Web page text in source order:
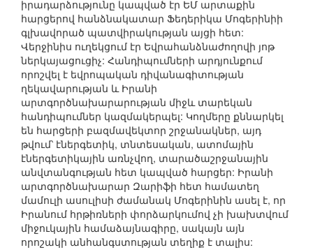
իրադարձությունը կապված էր ԵՄ արտաքին
հարցերով հանձնակատար Ֆեդերիկա Մոգերինիի
գլխավորած պատվիրակության այցի հետ:
Վերջինիս ուղեկցում էր Եվրահանձնաժողովի յոթ
ներկայացուցիչ: Հանդիպումների արդյունքում
որոշվել է եվրոպական դիվանագիտության
ղեկավարության և Իրանի
արտգործնախարարության միջև տարեկան
հանդիպումներ կազմակերպել: Կողմերը քննարկել
են հարցերի բազմավեկտոր շրջանակներ, այդ
թվում՝ էներգետիկ, տնտեսական, ատոմային
էներգետիկային առնչվող, տարածաշրջանային
անվտանգության հետ կապված հարցեր: Իրանի
արտգործնախարար Զարիֆի հետ համատեղ
մամուլի ասուլիսի ժամանակ Մոգերինին ասել է, որ
Իրանում հրթիռների փորձարկումով չի խախտվում
միջուկային համաձայնագիրը, սակայն այն
որոշակի անհանգստության տեղիք է տալիս: